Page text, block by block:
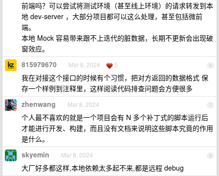
前端吗？可以尝试将测试环境（甚至线上环境）的请求转发到本
地 dev-server ，大部分项目都可以这么处理，甚至包括微前
端。
本地 Mock 容易带来跟不上迭代的脏数据，长期不更新会出现破
窗效应。
6
815979670 Mar 8, 2024 5
我在对接这个接口的时候有个习惯，把对方返回的数据格式 保
存一个样例到注释里，这样阅读代码排查问题会方便很多
7
zhenwang Mar 8, 2024
个人最不喜欢的就是一个项目会有 N 多个补丁式的脚本运行后
才能进行开发、构建，而且没有文档来说明这些脚本究竟的作用
是什么。
8
skyemin Mar 8, 2024
大厂好多都这样,本地依赖太多起不来,都是远程 debug